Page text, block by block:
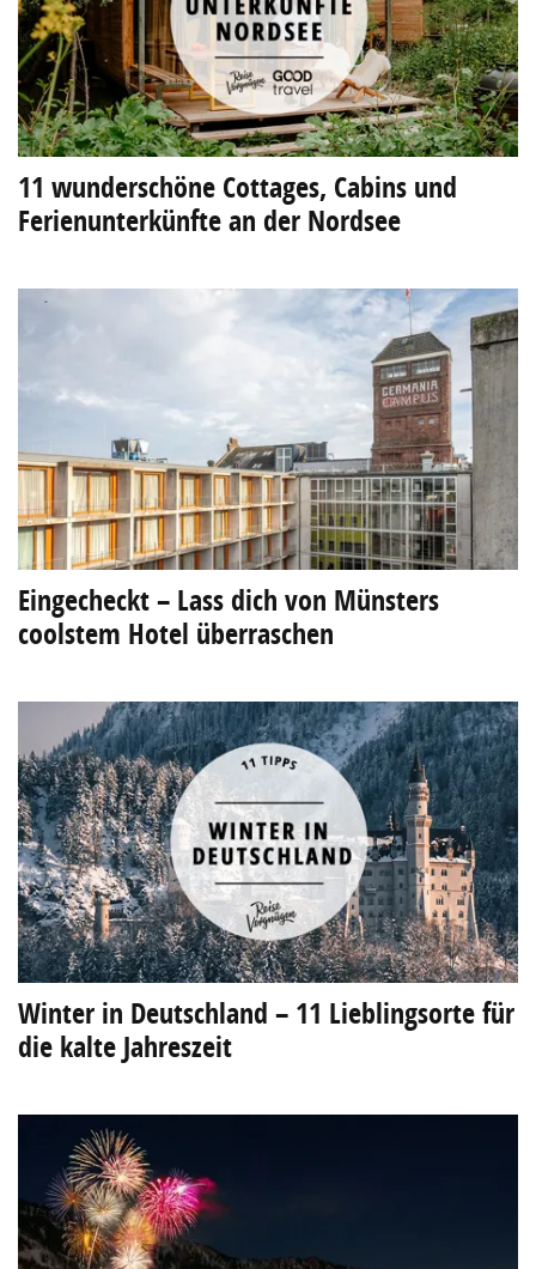
11 wunderschöne Cottages, Cabins und
Ferienunterkünfte an der Nordsee
Eingecheckt – Lass dich von Münsters
coolstem Hotel überraschen
Winter in Deutschland – 11 Lieblingsorte für
die kalte Jahreszeit